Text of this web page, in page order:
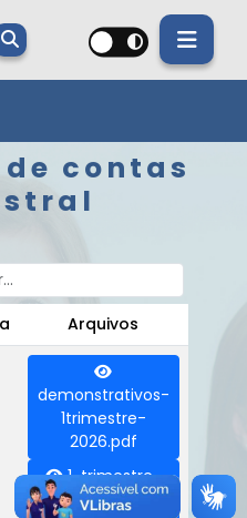
contas
Arquivos
demonstrativos-
1trimestre-
2026.pdf
1-trimestre-
2026-